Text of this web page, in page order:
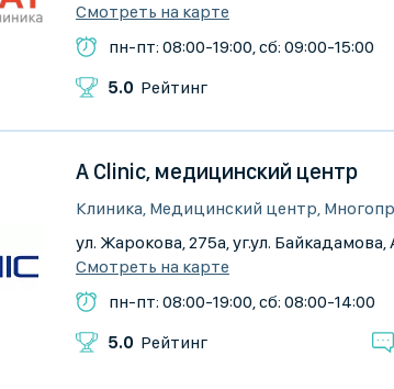
Смотреть на карте
пн-пт: 08:00-19:00, сб: 09:00-15:00
5.0 Рейтинг
A Clinic, медицинский центр
Клиника, Медицинский центр,
ул. Жарокова, 275а, уг.ул.
Смотреть на карте
пн-пт: 08:00-19:00, сб: 08:00-14:00
5.0 Рейтинг